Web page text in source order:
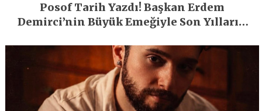
Posof Tarih Yazdı! Başkan Erdem
Demirci’nin Büyük Emeğiyle Son Yılların